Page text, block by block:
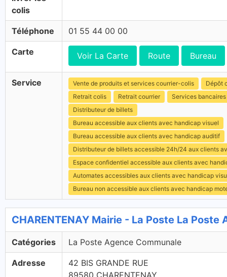
colis
Téléphone 01 55 44 00 00
Carte Voir La Carte Route Bureau
Service Vente de produits et services courrier-colis
Dépôt
Retrait colis
Retrait courrier
Services bancaires
Distributeur de billets
Bureau accessible aux clients avec handicap visuel
Bureau accessible aux clients avec handicap auditif
Distributeur de billets accessible 24h/24 aux clients
Espace confidentiel accessible aux clients avec
Automates accessibles aux clients avec handicap
Bureau non accessible aux clients avec handicap
CHARENTENAY Mairie - La Poste La Poste
Catégories La Poste Agence Communale
Adresse
42 BIS GRANDE RUE
89580 CHARENTENAY